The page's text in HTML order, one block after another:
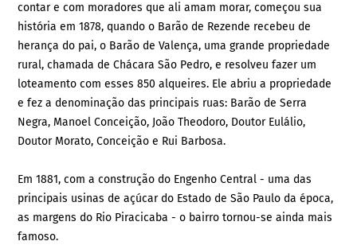
contar e com moradores que ali amam morar, começou sua
história em 1878, quando o Barão de Rezende recebeu de
herança do pai, o Barão de Valença, uma grande propriedade
rural, chamada de Chácara São Pedro, e resolveu fazer um
loteamento com esses 850 alqueires. Ele abriu a propriedade
e fez a denominação das principais ruas: Barão de Serra
Negra, Manoel Conceição, João Theodoro, Doutor Eulálio,
Doutor Morato, Conceição e Rui Barbosa.
Em 1881, com a construção do Engenho Central - uma das
principais usinas de açúcar do Estado de São Paulo da época,
as margens do Rio Piracicaba - o bairro tornou-se ainda mais
famoso.